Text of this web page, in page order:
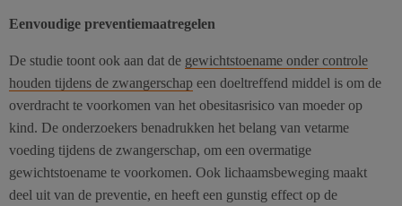
Eenvoudige preventiemaatregelen
De studie toont ook aan dat de gewichtstoename onder controle
houden tijdens de zwangerschap een doeltreffend middel is om de
overdracht te voorkomen van het obesitasrisico van moeder op
kind. De onderzoekers benadrukken het belang van vetarme
voeding tijdens de zwangerschap, om een overmatige
gewichtstoename te voorkomen. Ook lichaamsbeweging maakt
deel uit van de preventie, en heeft een gunstig effect op de